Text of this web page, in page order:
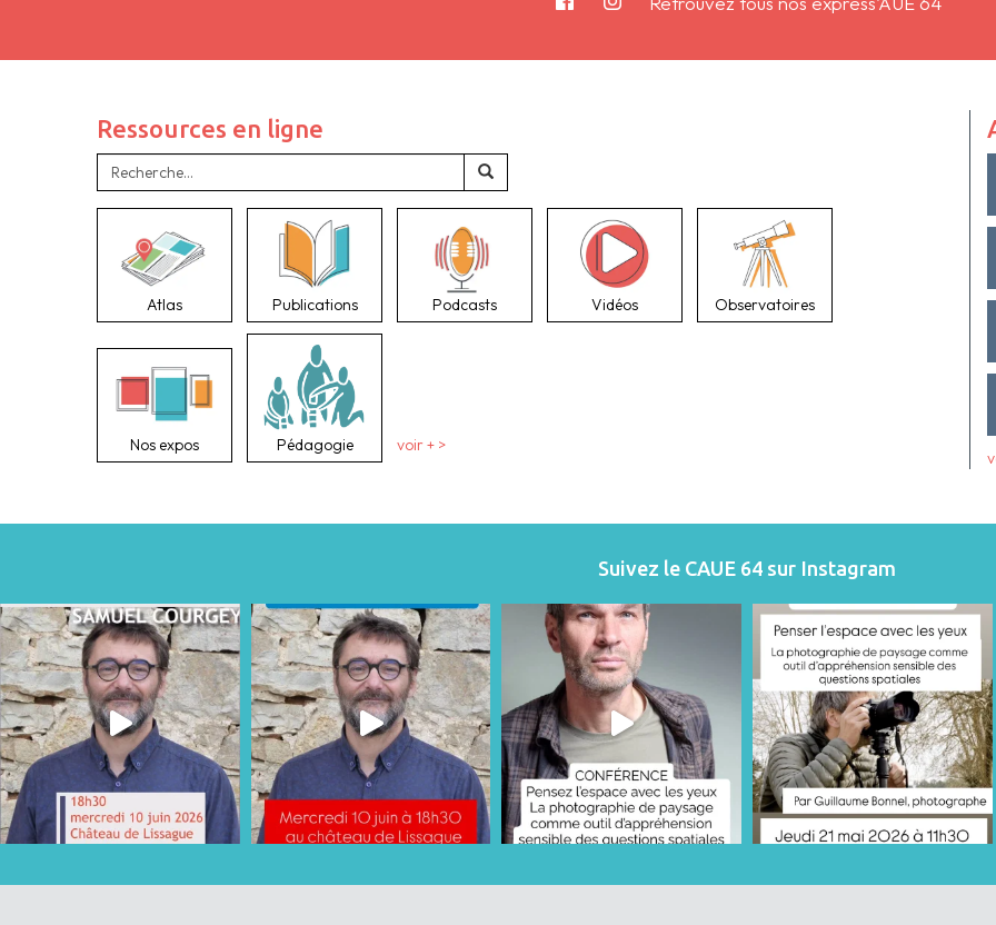
Ressources en ligne
Atlas Publications Podcasts Vidéos Observatoires
Nos expos Pédagogie voir + >
Suivez le CAUE 64 sur Instagram